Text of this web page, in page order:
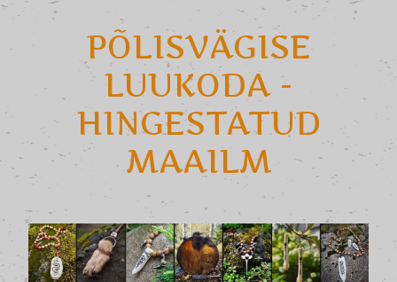
PÕLISVÄGISE
LUUKODA -
HINGESTATUD
MAAILM